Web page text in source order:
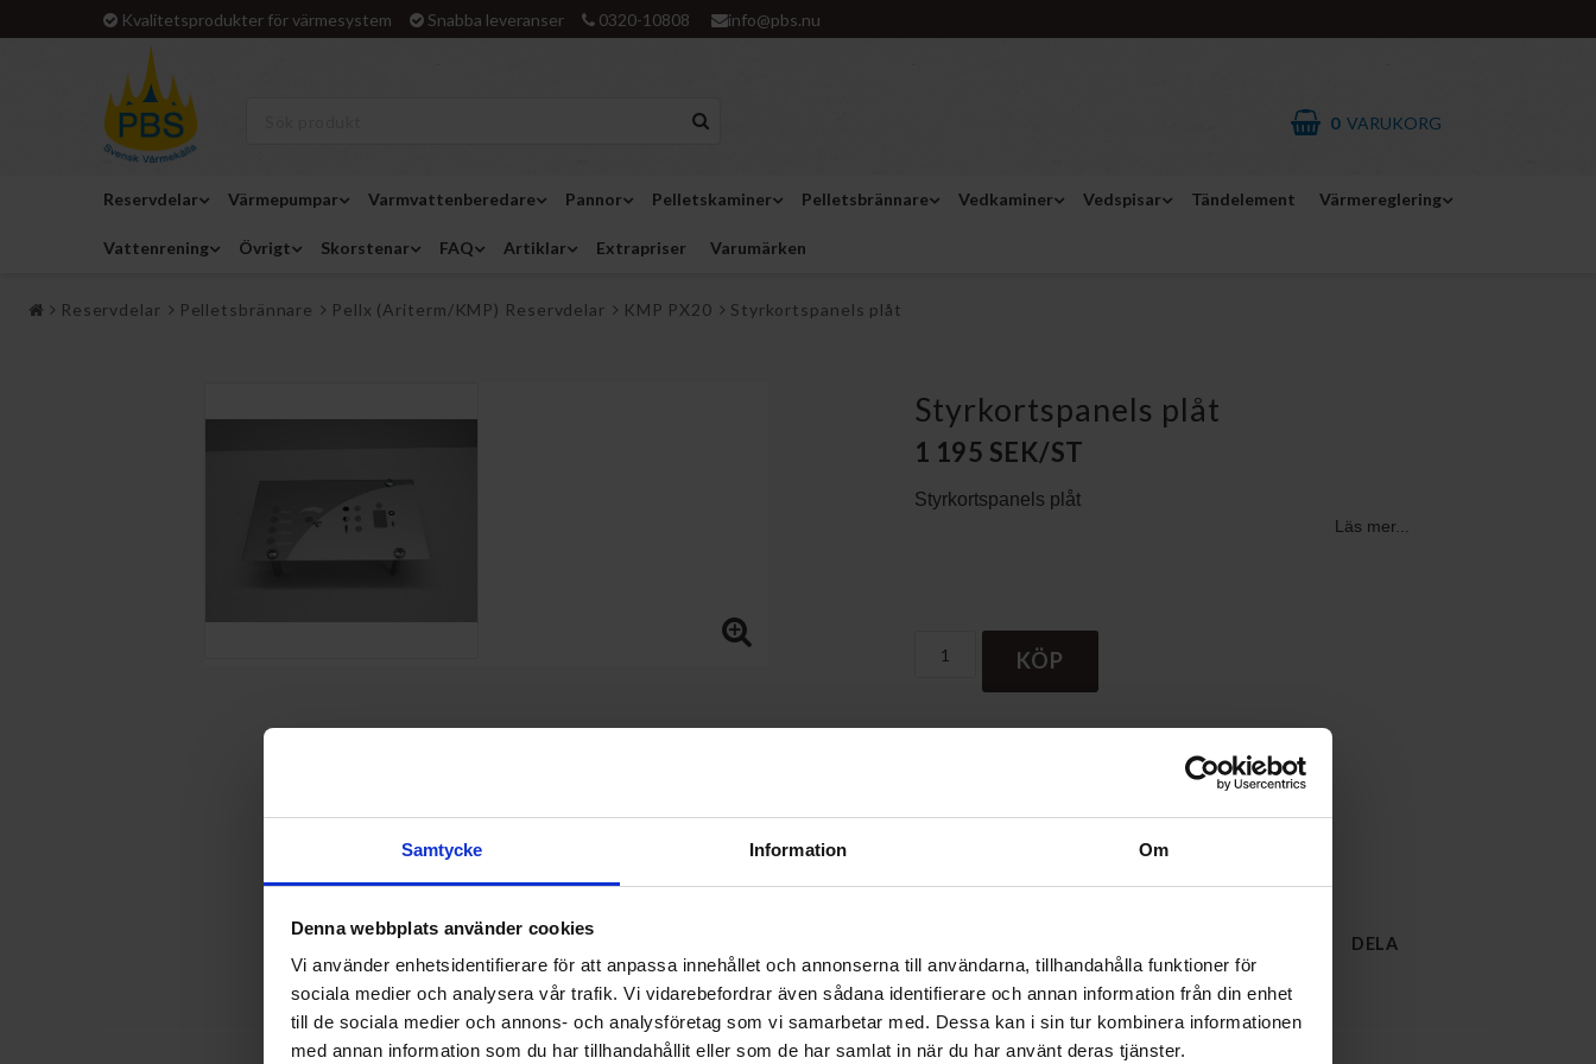
Samtycke Information Om
Denna webbplats använder cookies
Vi använder enhetsidentifierare för att anpassa innehållet och annonserna till användarna, tillhandahålla funktioner för
sociala medier och analysera vår trafik. Vi vidarebefordrar även sådana identifierare och annan information från din enhet
till de sociala medier och annons- och analysföretag som vi samarbetar med. Dessa kan i sin tur kombinera informationen
med annan information som du har tillhandahållit eller som de har samlat in när du har använt deras tjänster.
Kvalitetsprodukter för värmesystem Snabba leveranser 0320-10808 info@pbs.nu
0 VARUKORG
Reservdelar Värmepumpar Varmvattenberedare Pannor Pelletskaminer Pelletsbrännare Vedkaminer Vedspisar Tändelement Värmereglering
Vattenrening Övrigt Skorstenar FAQ Artiklar Extrapriser Varumärken
Reservdelar Pelletsbrännare Pellx (Ariterm/KMP) Reservdelar KMP PX20 Styrkortspanels plåt
Styrkortspanels plåt
1 195 SEK/ST
Styrkortspanels plåt
Läs mer...
KÖP
DELA